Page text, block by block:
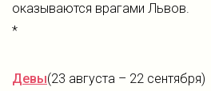
оказываются врагами Львов.
*
Девы(23 августа – 22 сентября)